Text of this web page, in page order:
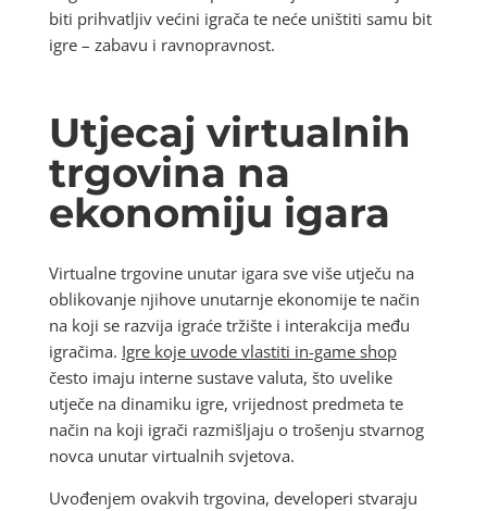
biti prihvatljiv većini igrača te neće uništiti samu bit
igre – zabavu i ravnopravnost.
Utjecaj virtualnih
trgovina na
ekonomiju igara
Virtualne trgovine unutar igara sve više utječu na
oblikovanje njihove unutarnje ekonomije te način
na koji se razvija igraće tržište i interakcija među
igračima. Igre koje uvode vlastiti in-game shop
često imaju interne sustave valuta, što uvelike
utječe na dinamiku igre, vrijednost predmeta te
način na koji igrači razmišljaju o trošenju stvarnog
novca unutar virtualnih svjetova.
Uvođenjem ovakvih trgovina, developeri stvaraju